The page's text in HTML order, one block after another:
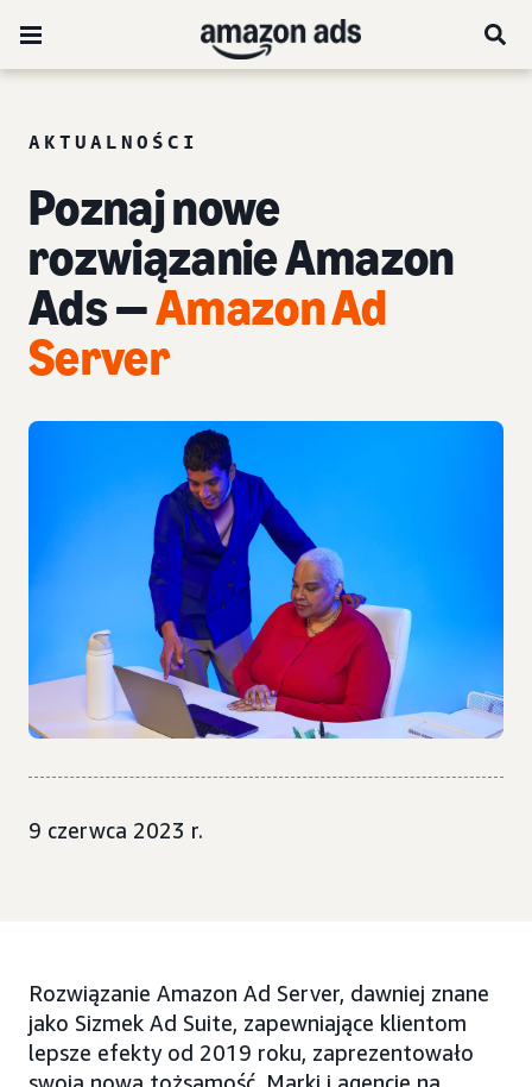
AKTUALNOŚCI
Poznaj nowe
rozwiązanie Amazon
Ads —Amazon Ad
Server
9 czerwca 2023 r.
Rozwiązanie Amazon Ad Server, dawniej znane
jako Sizmek Ad Suite, zapewniające klientom
lepsze efekty od 2019 roku, zaprezentowało